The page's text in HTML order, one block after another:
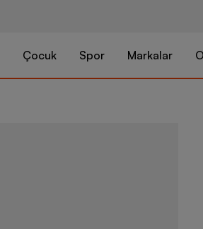
Çocuk Spor Markalar
Nike Jr